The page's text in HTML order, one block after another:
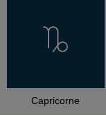
Capricorne